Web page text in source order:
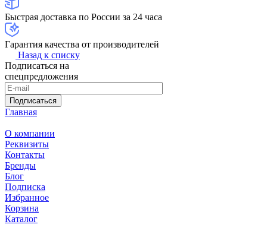
Быстрая доставка по России за 24 часа
Гарантия качества от производителей
Назад к списку
Подписаться на
спецпредложения
Подписаться
Главная
О компании
Реквизиты
Контакты
Бренды
Блог
Подписка
Избранное
Корзина
Каталог